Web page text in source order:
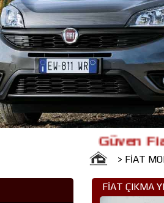
Güven Fiat
> FİAT
FİAT ÇIKMA